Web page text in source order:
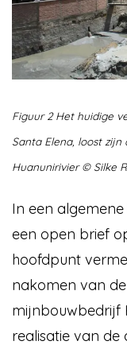
Figuur 2 Het huidige
Santa Elena, loost
Huanunirivier © Silke
In een
een open brief
hoofdpunt
nakomen van
mijnbouwbedrijf
realisatie van de